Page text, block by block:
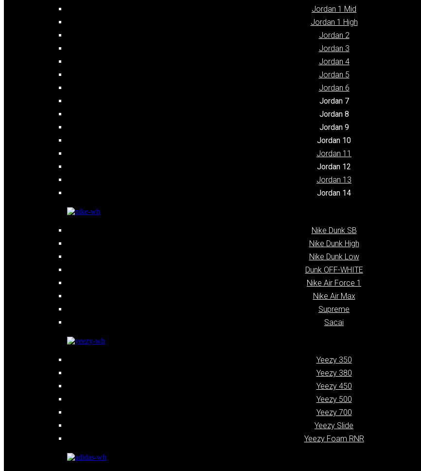
Jordan 1 Mid
Jordan 1 High
Jordan 2
Jordan 3
Jordan 4
Jordan 5
Jordan 6
Jordan 7
Jordan 8
Jordan 9
Jordan 10
Jordan 11
Jordan 12
Jordan 13
Jordan 14
Nike Dunk SB
Nike Dunk High
Nike Dunk Low
Dunk OFF-WHITE
Nike Air Force 1
Nike Air Max
Supreme
Sacai
Yeezy 350
Yeezy 380
Yeezy 450
Yeezy 500
Yeezy 700
Yeezy Slide
Yeezy Foam RNR